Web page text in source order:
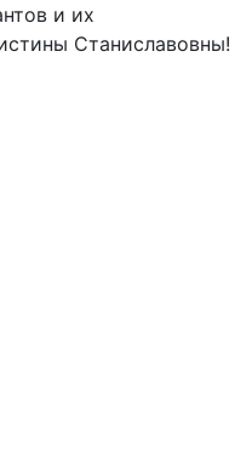
и их
Станиславовны!